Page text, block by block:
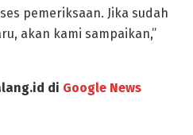
pemeriksaan. Jika sudah
akan kami sampaikan,”
di Google News